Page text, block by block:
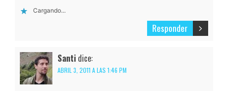
Cargando...
Responder
Santi dice:
ABRIL 3, 2011 A LAS 1:46 PM